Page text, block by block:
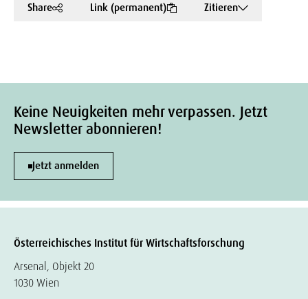
Share Link (permanent) Zitieren
Keine Neuigkeiten mehr verpassen. Jetzt
Newsletter abonnieren!
Jetzt anmelden
Österreichisches Institut für Wirtschaftsforschung
Arsenal, Objekt 20
1030 Wien